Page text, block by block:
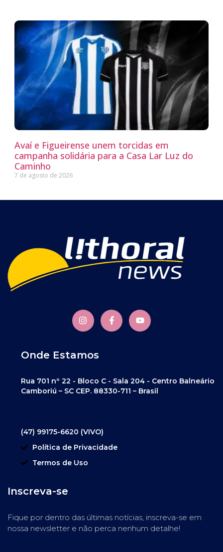
Avaí e Figueirense unem torcidas em
campanha solidária para a Casa Lar Luz do
Caminho
7 de agosto de 2026
Onde Estamos
Rua 701 nº 22 - Bloco C - Sala 204 - Centro Balneário
Camboriú – SC CEP. 88330-711 – Brasil
(47) 99175-6620 (VIVO)
Política de Privacidade
Termos de Uso
Inscreva-se
Fique por dentro das últimas notícias, inscreva-se em
nossa newsletter e não perca nenhum detalhe!